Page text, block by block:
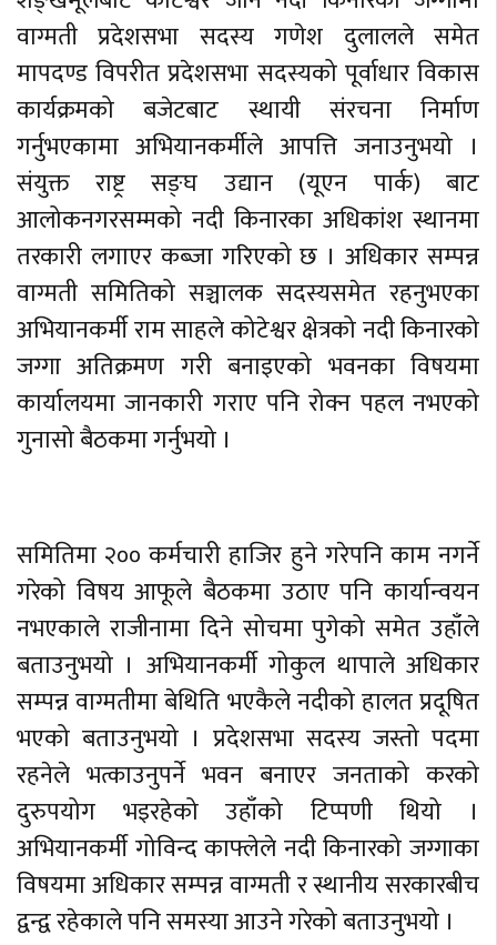
वाग्मती प्रदेशसभा सदस्य गणेश दुलालले समेत
मापदण्ड विपरीत प्रदेशसभा सदस्यको पूर्वाधार विकास
कार्यक्रमको बजेटबाट स्थायी संरचना निर्माण
गर्नुभएकामा अभियानकर्मीले आपत्ति जनाउनुभयो ।
संयुक्त राष्ट्र सङ्घ उद्यान (यूएन पार्क) बाट
आलोकनगरसम्मको नदी किनारका अधिकांश स्थानमा
तरकारी लगाएर कब्जा गरिएको छ । अधिकार सम्पन्न
वाग्मती समितिको सञ्चालक सदस्यसमेत रहनुभएका
अभियानकर्मी राम साहले कोटेश्वर क्षेत्रको नदी किनारको
जग्गा अतिक्रमण गरी बनाइएको भवनका विषयमा
कार्यालयमा जानकारी गराए पनि रोक्न पहल नभएको
गुनासो बैठकमा गर्नुभयो ।
समितिमा २०० कर्मचारी हाजिर हुने गरेपनि काम नगर्ने
गरेको विषय आफूले बैठकमा उठाए पनि कार्यान्वयन
नभएकाले राजीनामा दिने सोचमा पुगेको समेत उहाँले
बताउनुभयो । अभियानकर्मी गोकुल थापाले अधिकार
सम्पन्न वाग्मतीमा बेथिति भएकैले नदीको हालत प्रदूषित
भएको बताउनुभयो । प्रदेशसभा सदस्य जस्तो पदमा
रहनेले भत्काउनुपर्ने भवन बनाएर जनताको करको
दुरुपयोग भइरहेको उहाँको टिप्पणी थियो ।
अभियानकर्मी गोविन्द काफ्लेले नदी किनारको जग्गाका
विषयमा अधिकार सम्पन्न वाग्मती र स्थानीय सरकारबीच
द्वन्द्व रहेकाले पनि समस्या आउने गरेको बताउनुभयो ।